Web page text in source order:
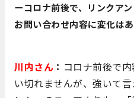
ーコロナ前後で、リンクア
お問い合わせ内容に変化は
川内さん ： コロナ前後で
い切れませんが、強いて